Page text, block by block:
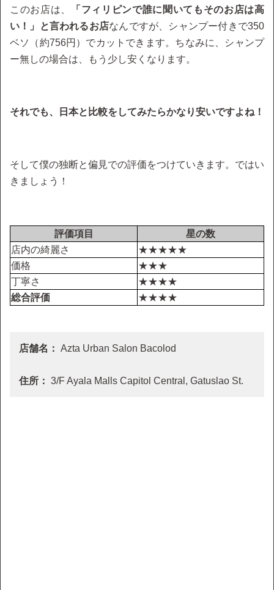
このお店は、
「フィリピンで誰に聞いてもそのお店は高
い！」と言われるお店なんですが、シャンプー付きで350
ベソ（約756円）でカットできます。ちなみに、シャンプ
ー無しの場合は、もう少し安くなります。
それでも、日本と比較をしてみたらかなり安いですよね！
そして僕の独断と偏見での評価をつけていきます。ではい
きましょう！
評価項目
星の数
店内の綺麗さ
★★★★★
価格
★★★
丁寧さ
★★★★
総合評価
★★★★
店舗名： Azta Urban Salon Bacolod
住所： 3/F Ayala Malls Capitol Central, Gatuslao St.